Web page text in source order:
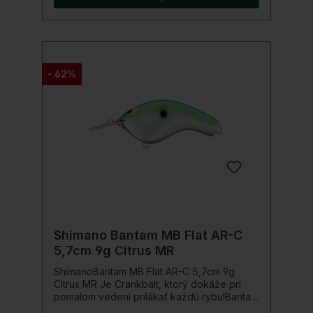
poloha ‘Head-Down’ vytvárajú rýchlu akciu
pri konštantnom navíjaní alebo agresívne
animovaný cez špičku prútu. Pri hĺbke
len pomaly vynára na povrch, čím zostáva
dlho v horúcej zóne. Pozoruhodne
SCALE BOOST 3D fólie je pre dravé ryby
mimoriadne lákavý a svoju plnú silu
rozohráva najmä pri Spin-Stop´s.Detaily
- 62%
Shimano Bantam MB Flat AR-C
5,7cm 9g Citrus MR
ShimanoBantam MB Flat AR-C 5,7cm 9g
Citrus MR Je Crankbait, ktorý dokáže pri
pomalom vedení prilákať každú rybu!Bantam